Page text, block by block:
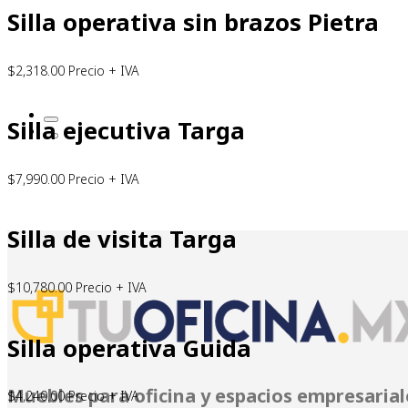
Silla operativa sin brazos Pietra
$2,318.00 Precio + IVA
Silla ejecutiva Targa
$7,990.00 Precio + IVA
Silla de visita Targa
$10,780.00 Precio + IVA
Silla operativa Guida
$4,240.00Precio + IVA
Muebles para oficina y espacios